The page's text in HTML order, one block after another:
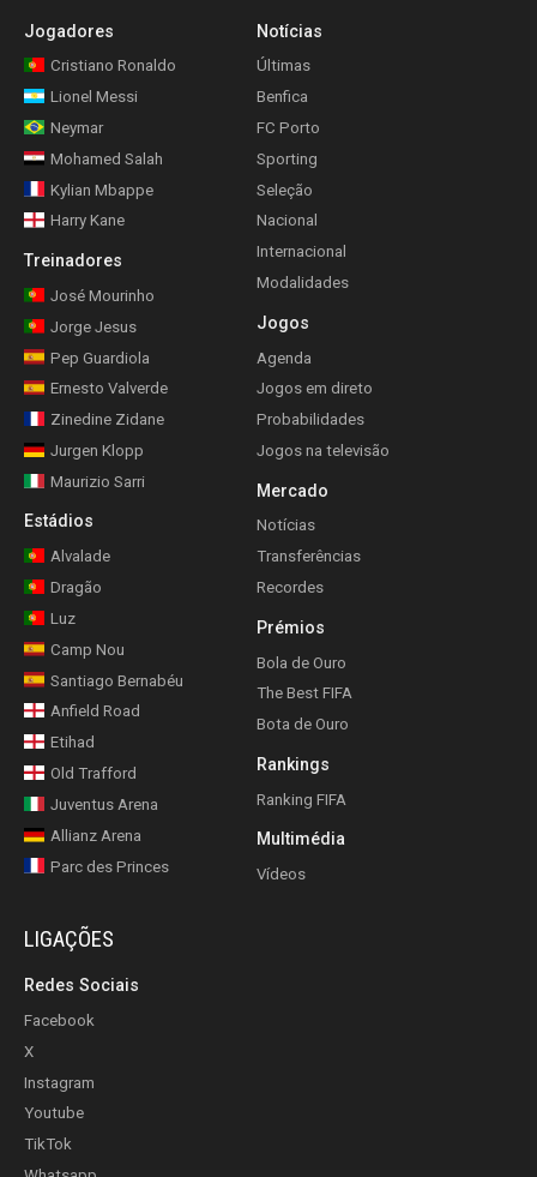
Jogadores
Cristiano Ronaldo
Lionel Messi
Neymar
Mohamed Salah
Kylian Mbappe
Harry Kane
Treinadores
José Mourinho
Jorge Jesus
Pep Guardiola
Ernesto Valverde
Zinedine Zidane
Jurgen Klopp
Maurizio Sarri
Estádios
Alvalade
Dragão
Luz
Camp Nou
Santiago Bernabéu
Anfield Road
Etihad
Old Trafford
Juventus Arena
Allianz Arena
Parc des Princes
Notícias
Últimas
Benfica
FC Porto
Sporting
Seleção
Nacional
Internacional
Modalidades
Jogos
Agenda
Jogos em direto
Probabilidades
Jogos na televisão
Mercado
Notícias
Transferências
Recordes
Prémios
Bola de Ouro
The Best FIFA
Bota de Ouro
Rankings
Ranking FIFA
Multimédia
Vídeos
LIGAÇÕES
Redes Sociais
Facebook
X
Instagram
Youtube
TikTok